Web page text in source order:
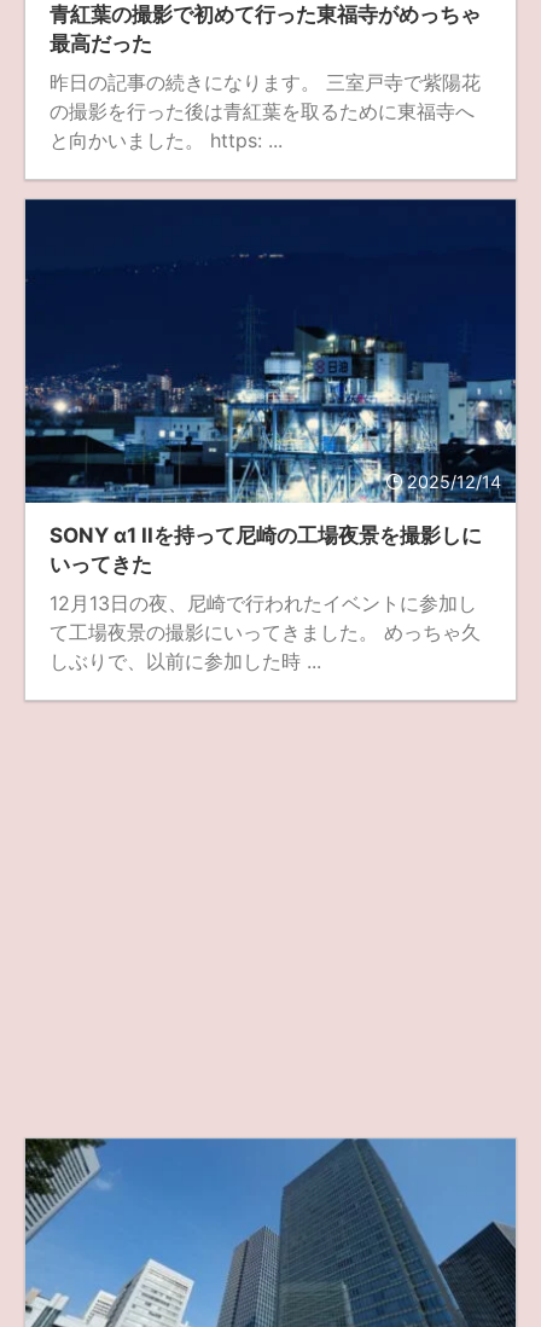
LUMIX GF9 LUMIX L10 LUMIX S1 LUMIX S9
M(Typ240) minolta MX nikki Nikon
OLYMPUS om-1 II OM-3
osmo osmo action3 panasonic pc
VILTROX
X100F X half Xiaomi Pad 6 Xperia1VI Z-1
Z6II Z9 Z30 Z50II Zf Zfc
ZV-1 II α1 II α7CR α6700 フィルムカメラ
フォクトレンダー ライカIIf ライカM4 ライカM10
ライカM10-R ライカX2 ローライ35
ローライコード 原神
青紅葉の撮影で初めて行った東福寺がめっちゃ
最高だった
昨日の記事の続きになります。 三室戸寺で紫陽花
の撮影を行った後は青紅葉を取るために東福寺へ
と向かいました。 https: ...
2025/12/14
SONY α1 IIを持って尼崎の工場夜景を撮影しに
いってきた
12月13日の夜、尼崎で行われたイベントに参加し
て工場夜景の撮影にいってきました。 めっちゃ久
しぶりで、以前に参加した時 ...